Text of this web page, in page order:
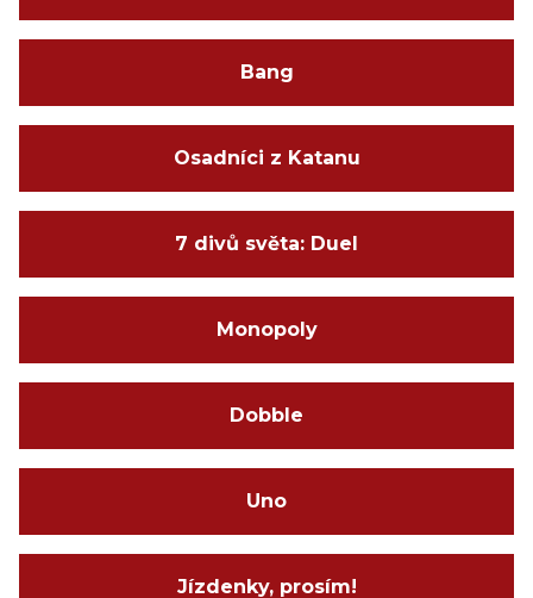
Bang
Osadníci z Katanu
7 divů světa: Duel
Monopoly
Dobble
Uno
Jízdenky, prosím!